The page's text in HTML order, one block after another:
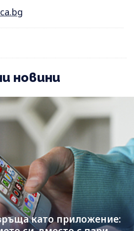
новини
като приложение: